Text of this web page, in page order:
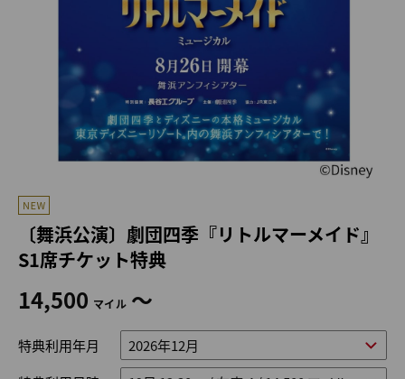
〔舞浜公演〕劇団四季『リトルマーメイド』
S1席チケット特典
14,500 マイル ～
特典利用年月